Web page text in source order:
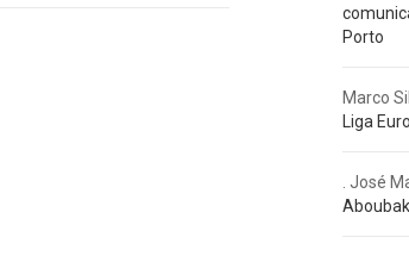
Porto
Marco
Liga
. José